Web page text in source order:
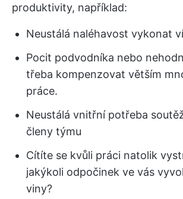
produktivity, například:
Neustálá naléhavost vykonat
Pocit podvodníka nebo
třeba kompenzovat větším
práce.
Neustálá vnitřní potřeba
členy týmu
Cítíte se kvůli práci natolik
jakýkoli odpočinek ve vás
viny?